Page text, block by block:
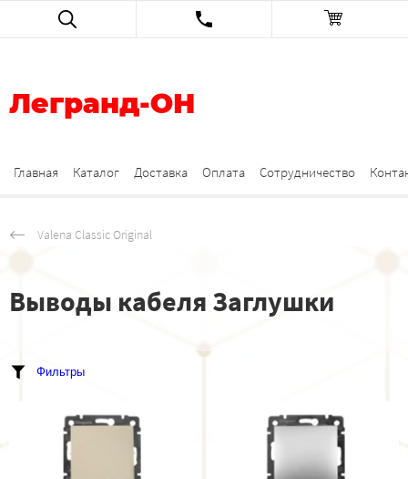
Легранд-ОН
Главная Каталог Доставка Оплата Сотрудничество
Valena Classic Original
Выводы кабеля Заглушки
Фильтры